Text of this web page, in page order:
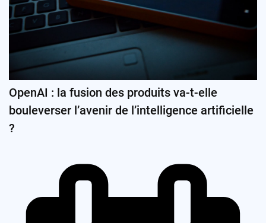
OpenAI : la fusion des produits va-t-elle
bouleverser l’avenir de l’intelligence artificielle
?